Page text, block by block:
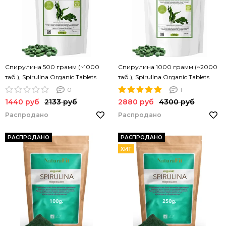
Спирулина 500 грамм (~1000
таб.), Spirulina Organic Tablets
NATURAFIT 500g. Спирулина в
таблетках. PREMIUM
0
1440 руб 2133 руб
Распродано
Спирулина 1000 грамм (~2000
таб.), Spirulina Organic Tablets
NATURAFIT 1000g. Спирулина в
таблетках. PREMIUM
1
2880 руб 4300 руб
Распродано
РАСПРОДАНО
РАСПРОДАНО
ХИТ